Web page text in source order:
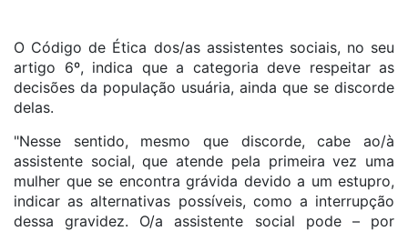
O Código de Ética dos/as assistentes sociais, no seu
artigo 6º, indica que a categoria deve respeitar as
decisões da população usuária, ainda que se discorde
delas.
"Nesse sentido, mesmo que discorde, cabe ao/à
assistente social, que atende pela primeira vez uma
mulher que se encontra grávida devido a um estupro,
indicar as alternativas possíveis, como a interrupção
dessa gravidez. O/a assistente social pode – por